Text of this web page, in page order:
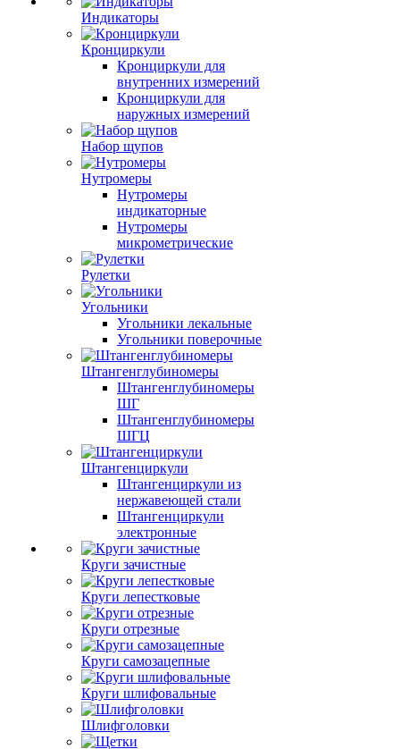
Индикаторы
Кронциркули
Кронциркули для
внутренних измерений
Кронциркули для
наружных измерений
Набор щупов
Нутромеры
Нутромеры
индикаторные
Нутромеры
микрометрические
Рулетки
Угольники
Угольники лекальные
Угольники поверочные
Штангенглубиномеры
Штангенглубиномеры
ШГ
Штангенглубиномеры
ШГЦ
Штангенциркули
Штангенциркули из
нержавеющей стали
Штангенциркули
электронные
Круги зачистные
Круги лепестковые
Круги отрезные
Круги самозацепные
Круги шлифовальные
Шлифголовки